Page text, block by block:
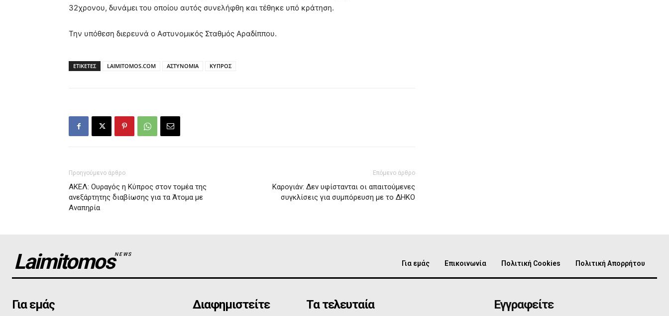
32χρονου, δυνάμει του οποίου αυτός συνελήφθη και τέθηκε υπό κράτηση.
Την υπόθεση διερευνά ο Αστυνομικός Σταθμός Αραδίππου.
ΕΤΙΚΕΤΕΣ LAIMITOMOS.COM ΑΣΤΥΝΟΜΙΑ ΚΥΠΡΟΣ
Προηγούμενο άρθρο
ΑΚΕΛ: Ουραγός η Κύπρος στον τομέα της
ανεξάρτητης διαβίωσης για τα Άτομα με
Αναπηρία
Επόμενο άρθρο
Καρογιάν: Δεν υφίστανται οι απαιτούμενες
συγκλίσεις για συμπόρευση με το ΔΗΚΟ
LaimitomosNEWS
Για εμάς Επικοινωνία Πολιτική Cookies Πολιτική Απορρήτου
Για εμάς Διαφημιστείτε Τα τελευταία Εγγραφείτε